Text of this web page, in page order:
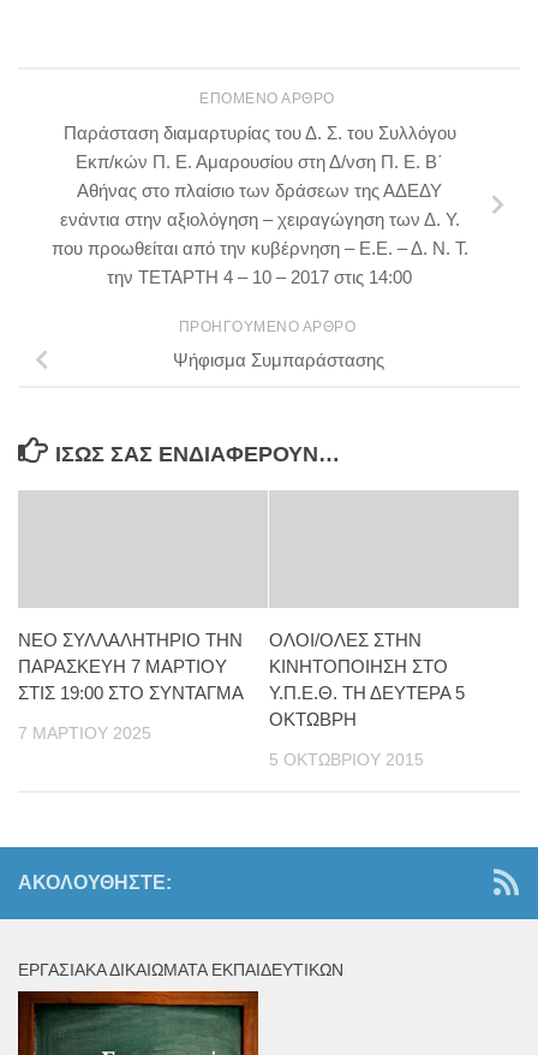
ΕΠΌΜΕΝΟ ΆΡΘΡΟ
Παράσταση διαμαρτυρίας του Δ. Σ. του Συλλόγου
Εκπ/κών Π. Ε. Αμαρουσίου στη Δ/νση Π. Ε. Β΄
Αθήνας στο πλαίσιο των δράσεων της ΑΔΕΔΥ
ενάντια στην αξιολόγηση – χειραγώγηση των Δ. Υ.
που προωθείται από την κυβέρνηση – Ε.Ε. – Δ. Ν. Τ.
την ΤΕΤΑΡΤΗ 4 – 10 – 2017 στις 14:00
ΠΡΟΗΓΟΎΜΕΝΟ ΆΡΘΡΟ
Ψήφισμα Συμπαράστασης
ΊΣΩΣ ΣΑΣ ΕΝΔΙΑΦΈΡΟΥΝ…
ΝΕΟ ΣΥΛΛΑΛΗΤΗΡΙΟ ΤΗΝ
ΠΑΡΑΣΚΕΥΗ 7 ΜΑΡΤΙΟΥ
ΣΤΙΣ 19:00 ΣΤΟ ΣΥΝΤΑΓΜΑ
7 ΜΑΡΤΊΟΥ 2025
ΟΛΟΙ/ΟΛΕΣ ΣΤΗΝ
ΚΙΝΗΤΟΠΟΙΗΣΗ ΣΤΟ
Υ.Π.Ε.Θ. ΤΗ ΔΕΥΤΕΡΑ 5
ΟΚΤΩΒΡΗ
5 ΟΚΤΩΒΡΊΟΥ 2015
ΑΚΟΛΟΥΘΉΣΤΕ:
ΕΡΓΑΣΙΑΚΆ ΔΙΚΑΙΏΜΑΤΑ ΕΚΠΑΙΔΕΥΤΙΚΏΝ